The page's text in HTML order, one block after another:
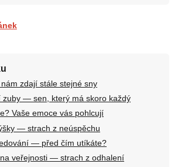
zdají stále stejné sny
zuby — sen, který má skoro každý
Vaše emoce vás pohlcují
— strach z neúspěchu
— před čím utíkáte?
veřejnosti — strach z odhalení